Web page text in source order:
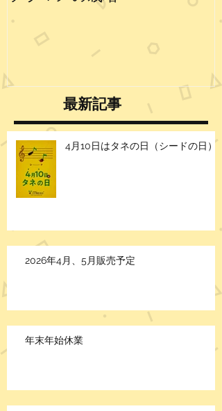
最新記事
4月10日はタネの日（シードの日）
2026年4月、5月販売予定
年末年始休業